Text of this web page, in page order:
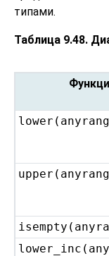
типами.
Таблица 9.48.
lower (
upper (
isempty (
lower_inc (